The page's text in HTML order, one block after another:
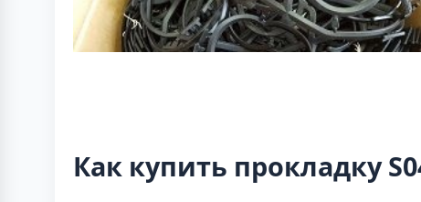
Как купить прокладку